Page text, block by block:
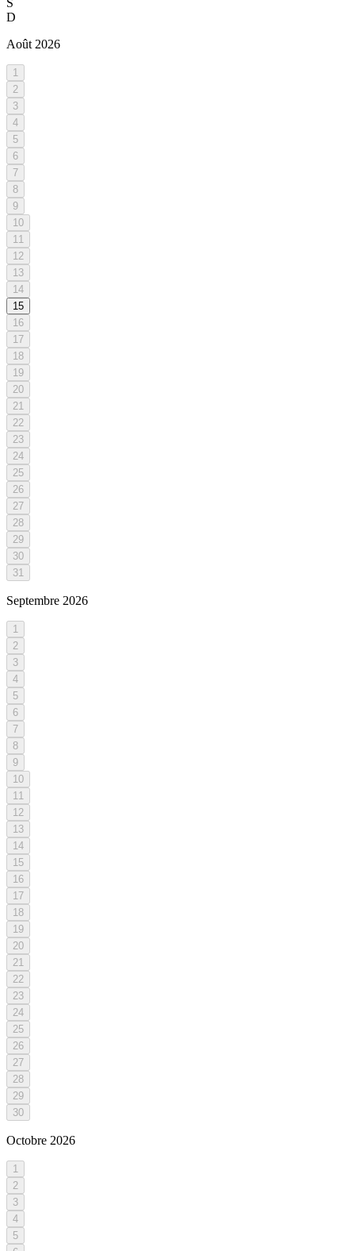
D
Août 2026
1
2
3
4
5
6
7
8
9
10
11
12
13
14
15
16
17
18
19
20
21
22
23
24
25
26
27
28
29
30
31
Septembre 2026
1
2
3
4
5
6
7
8
9
10
11
12
13
14
15
16
17
18
19
20
21
22
23
24
25
26
27
28
29
30
Octobre 2026
1
2
3
4
5